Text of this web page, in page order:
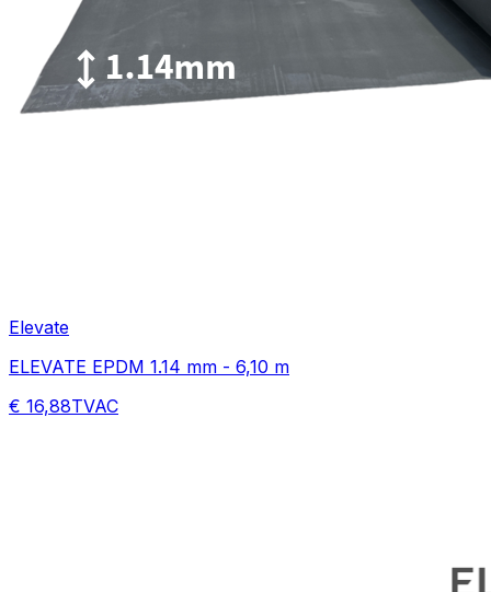
Elevate
ELEVATE EPDM 1.14 mm - 6,10 m
€ 16,88TVAC